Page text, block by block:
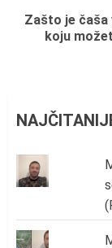
Next
post:
Zašto je čaša
koju